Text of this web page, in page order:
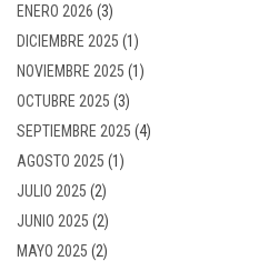
ENERO 2026 (3)
DICIEMBRE 2025 (1)
NOVIEMBRE 2025 (1)
OCTUBRE 2025 (3)
SEPTIEMBRE 2025 (4)
AGOSTO 2025 (1)
JULIO 2025 (2)
JUNIO 2025 (2)
MAYO 2025 (2)